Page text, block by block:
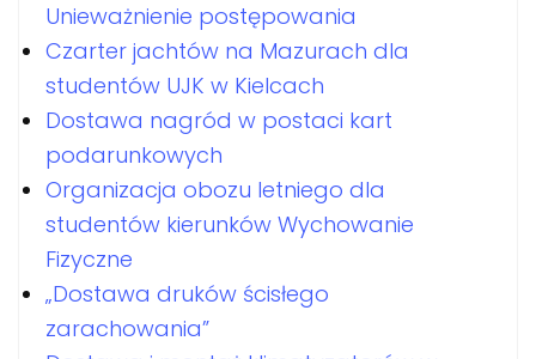
Unieważnienie postępowania
Czarter jachtów na Mazurach dla
studentów UJK w Kielcach
Dostawa nagród w postaci kart
podarunkowych
Organizacja obozu letniego dla
studentów kierunków Wychowanie
Fizyczne
„Dostawa druków ścisłego
zarachowania”